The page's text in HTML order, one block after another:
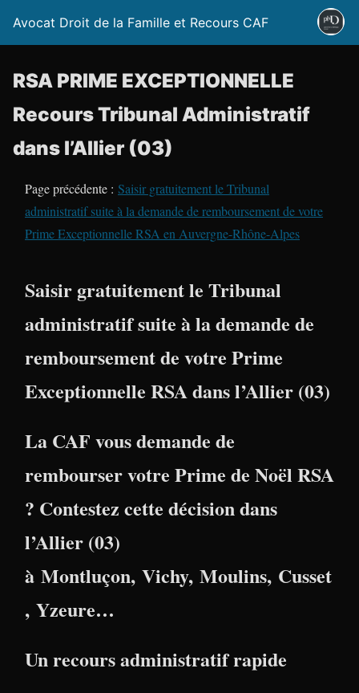
Avocat Droit de la Famille et Recours CAF
RSA PRIME EXCEPTIONNELLE
Recours Tribunal Administratif
dans l’Allier (03)
Page précédente : Saisir gratuitement le Tribunal
administratif suite à la demande de remboursement de votre
Prime Exceptionnelle RSA en Auvergne-Rhône-Alpes
Saisir gratuitement le Tribunal
administratif suite à la demande de
remboursement de votre Prime
Exceptionnelle RSA dans l’Allier (03)
La CAF vous demande de
rembourser votre Prime de Noël RSA
? Contestez cette décision dans
l’Allier (03)
à Montluçon, Vichy, Moulins, Cusset
, Yzeure…
Un recours administratif rapide